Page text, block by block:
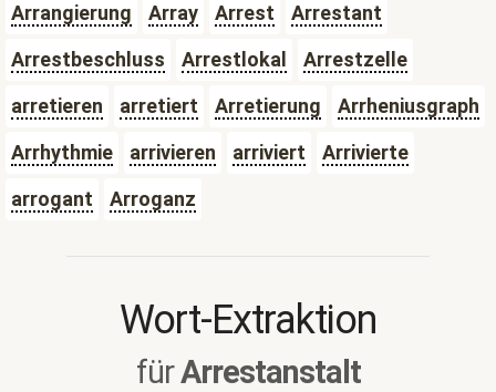
Arrangierung
Array Arrest
Arrestant
Arrestbeschluss
Arrestlokal
Arrestzelle
arretieren
arretiert Arretierung
Arrheniusgraph
Arrhythmie
arrivieren arriviert
Arrivierte
arrogant
Arroganz
Wort-Extraktion
fürArrestanstalt